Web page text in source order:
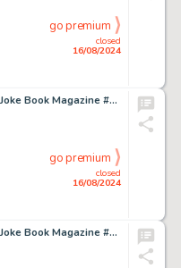
closed
16/08/2024
go premium
Archie Artist Archie's Joke Book Magazine #210 Complete 1-Page Story "Splash Flash" Original Art (Archie, 1975).
closed
16/08/2024
go premium
Archie Artist Archie's Joke Book Magazine #20 "Archie's Platter Quiz" Activity Illustration Original Art (Archie, 1956).